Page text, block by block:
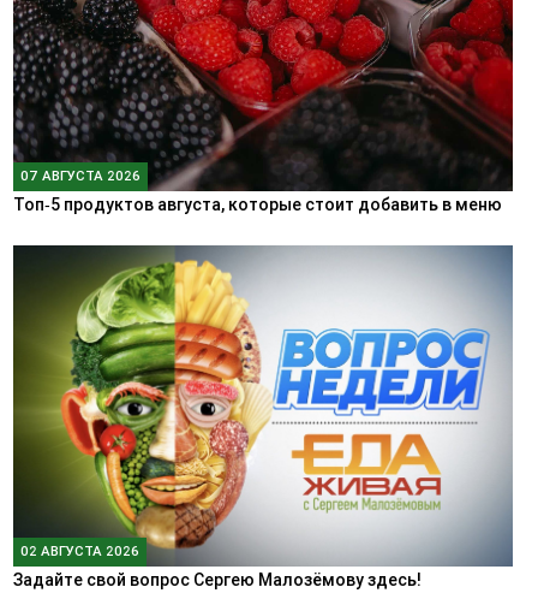
07 АВГУСТА 2026
Топ‑5 продуктов августа, которые стоит добавить в меню
02 АВГУСТА 2026
Задайте свой вопрос Сергею Малозёмову здесь!